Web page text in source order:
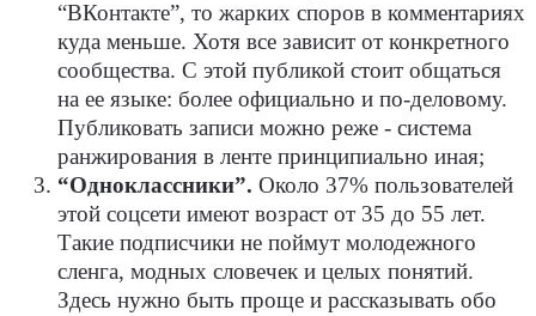
“ВКонтакте”, то жарких споров в комментариях
куда меньше. Хотя все зависит от конкретного
сообщества. С этой публикой стоит общаться
на ее языке: более официально и по-деловому.
Публиковать записи можно реже - система
ранжирования в ленте принципиально иная;
“Одноклассники”. Около 37% пользователей
этой соцсети имеют возраст от 35 до 55 лет.
Такие подписчики не поймут молодежного
сленга, модных словечек и целых понятий.
Здесь нужно быть проще и рассказывать обо